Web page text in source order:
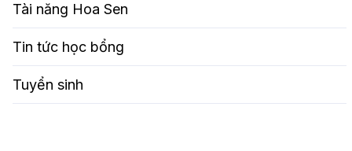
Tài năng Hoa Sen
Tin tức học bổng
Tuyển sinh